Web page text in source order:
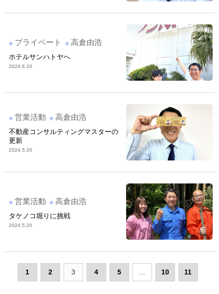
プライベート 高倉由浩
ホテルサンハトヤへ
2024.6.20
営業活動 高倉由浩
不動産コンサルティングマスターの
更新
2024.5.20
営業活動 高倉由浩
タケノコ堀りに挑戦
2024.5.20
1 2 3 4 5 10 11